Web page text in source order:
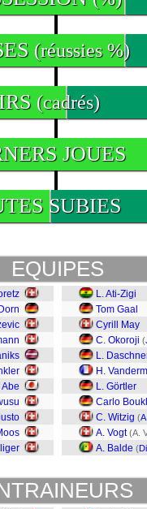
(réussies %)
(cadrés)
JOUES
SUBIES
EQUIPES
Abe
L. Ati-Zigi
Tom Gaal
Cyrill May
C. Okoroji (
L.
H.
L. Görtler
Carlo
C. Witzig (
A. Vogt (A.
A. Balde (